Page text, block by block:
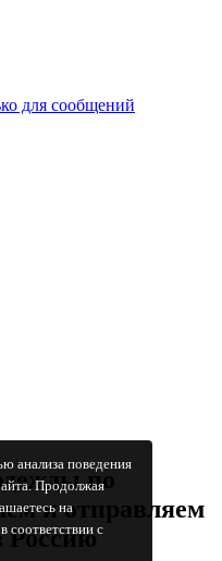
анализа поведения
Продолжая
на
соответствии с
для сообщений
по
и отправляем
Россию